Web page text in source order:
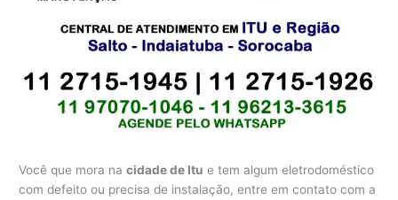
Você que mora nacidade de Itu e tem algum eletrodoméstico
com defeito ou precisa de instalação, entre em contato com a